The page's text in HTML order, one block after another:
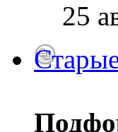
25